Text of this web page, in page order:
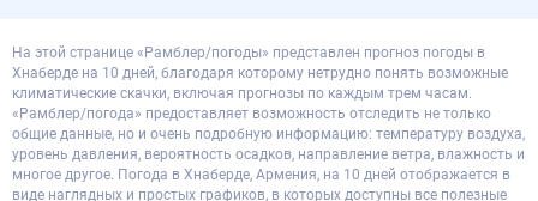
На этой странице «Рамблер/погоды» представлен прогноз погоды в
Хнаберде на 10 дней, благодаря которому нетрудно понять возможные
климатические скачки, включая прогнозы по каждым трем часам.
«Рамблер/погода» предоставляет возможность отследить не только
общие данные, но и очень подробную информацию: температуру воздуха,
уровень давления, вероятность осадков, направление ветра, влажность и
многое другое. Погода в Хнаберде, Армения, на 10 дней отображается в
виде наглядных и простых графиков, в которых доступны все полезные